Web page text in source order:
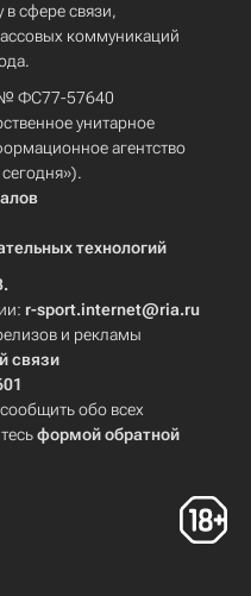
сфере связи,
коммуникаций
№ ФС77-57640
унитарное
агентство
технологий
r-sport.internet@ria.ru
и рекламы
связи
обо всех
формой обратной